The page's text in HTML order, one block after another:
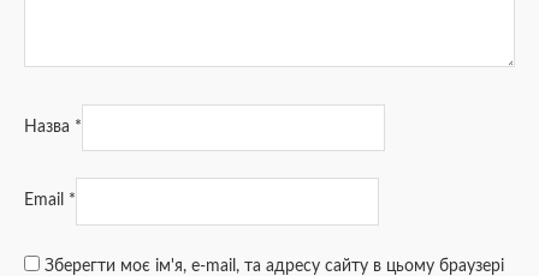
Назва *
Email *
Зберегти моє ім'я, e-mail, та адресу сайту в цьому браузері